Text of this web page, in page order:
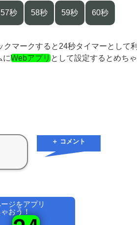
57秒 58秒 59秒 60秒
マークすると24秒タイマーとして利
にWebアプリとして設定するとめちゃ
＋ コメント
ジをアプリ
おう！